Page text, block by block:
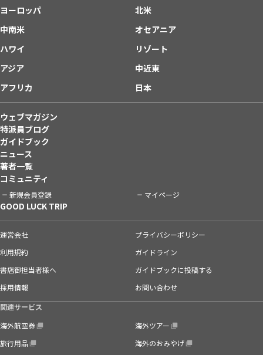
ヨーロッパ
北米
中南米
オセアニア
ハワイ
リゾート
アジア
中近東
アフリカ
日本
ウェブマガジン
特派員ブログ
ガイドブック
ニュース
著者一覧
コミュニティ
新規会員登録 マイページ
GOOD LUCK TRIP
運営会社
プライバシーポリシー
利用規約
ガイドライン
書店御担当者様へ
ガイドブックに投稿する
採用情報
お問い合わせ
関連サービス
海外航空券
海外ツアー
旅行用品
海外のおみやげ